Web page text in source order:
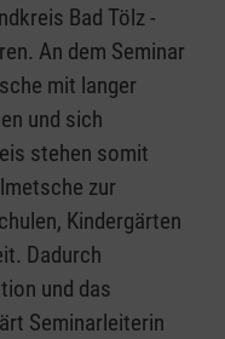
Bad Tölz -
An dem Seminar
mit langer
und sich
stehen somit
zur
Kindergärten
Dadurch
und das
Seminarleiterin